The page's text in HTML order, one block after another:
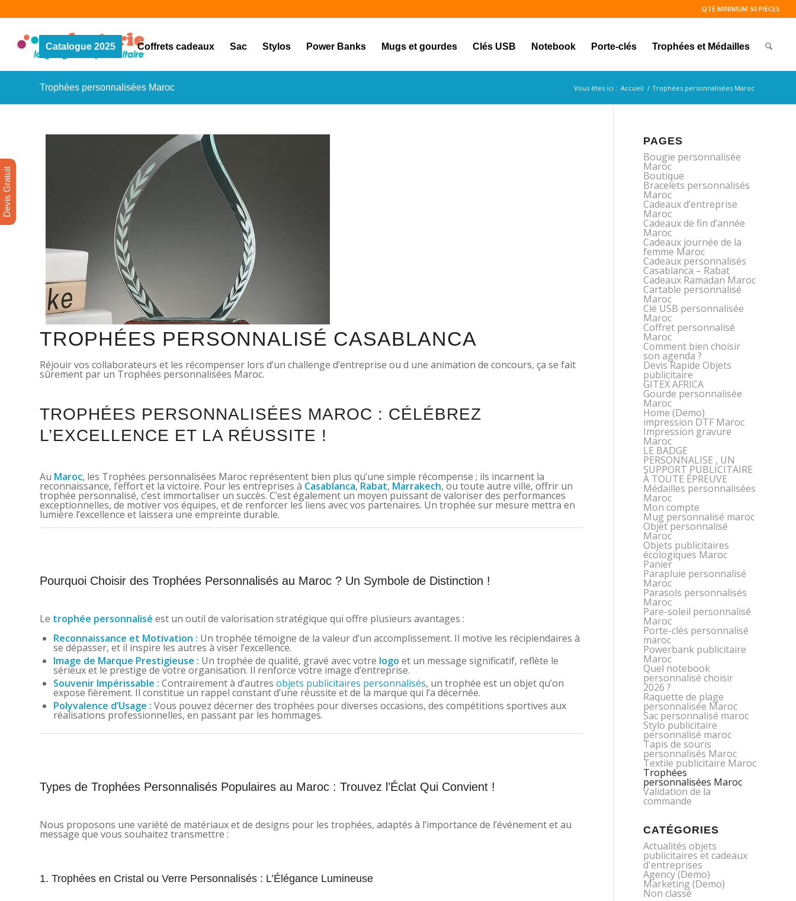
QTÉ MINIMUM 50 PIÈCES
Catalogue 2025 Coffrets cadeaux Sac Stylos Power Banks Mugs et gourdes Clés USB Notebook Porte-clés Trophées et Médailles
Trophées personnalisées Maroc Vous êtes ici : Accueil / Trophées personnalisées Maroc
TROPHÉES PERSONNALISÉ CASABLANCA
Réjouir vos collaborateurs et les récompenser lors d’un challenge d’entreprise ou d une animation de concours, ça se fait
sûrement par un Trophées personnalisées Maroc.
TROPHÉES PERSONNALISÉES MAROC : CÉLÉBREZ
L’EXCELLENCE ET LA RÉUSSITE !
Au Maroc, les Trophées personnalisées Maroc représentent bien plus qu’une simple récompense ; ils incarnent la
reconnaissance, l’effort et la victoire. Pour les entreprises à Casablanca,Rabat, Marrakech, ou toute autre ville, offrir un
trophée personnalisé, c’est immortaliser un succès. C’est également un moyen puissant de valoriser des performances
exceptionnelles, de motiver vos équipes, et de renforcer les liens avec vos partenaires. Un trophée sur mesure mettra en
lumière l’excellence et laissera une empreinte durable.
Pourquoi Choisir des Trophées Personnalisés au Maroc ? Un Symbole de Distinction !
Le trophée personnalisé est un outil de valorisation stratégique qui offre plusieurs avantages :
Reconnaissance et Motivation : Un trophée témoigne de la valeur d’un accomplissement. Il motive les récipiendaires à
se dépasser, et il inspire les autres à viser l’excellence.
Image de Marque Prestigieuse : Un trophée de qualité, gravé avec votre logo et un message significatif, reflète le
sérieux et le prestige de votre organisation. Il renforce votre image d’entreprise.
Souvenir Impérissable : Contrairement à d’autres objets publicitaires personnalisés, un trophée est un objet qu’on
expose fièrement. Il constitue un rappel constant d’une réussite et de la marque qui l’a décernée.
Polyvalence d’Usage : Vous pouvez décerner des trophées pour diverses occasions, des compétitions sportives aux
réalisations professionnelles, en passant par les hommages.
Types de Trophées Personnalisés Populaires au Maroc : Trouvez l’Éclat Qui Convient !
Nous proposons une variété de matériaux et de designs pour les trophées, adaptés à l’importance de l’événement et au
message que vous souhaitez transmettre :
1. Trophées en Cristal ou Verre Personnalisés : L’Élégance Lumineuse
PAGES
Bougie personnalisée
Maroc
Boutique
Bracelets personnalisés
Maroc
Cadeaux d’entreprise
Maroc
Cadeaux de fin d’année
Maroc
Cadeaux journée de la
femme Maroc
Cadeaux personnalisés
Casablanca – Rabat
Cadeaux Ramadan Maroc
Cartable personnalisé
Maroc
Clé USB personnalisée
Maroc
Coffret personnalisé
Maroc
Comment bien choisir
son agenda ?
Devis Rapide Objets
publicitaire
GITEX AFRICA
Gourde personnalisée
Maroc
Home (Demo)
impression DTF Maroc
Impression gravure
Maroc
LE BADGE
PERSONNALISE , UN
SUPPORT PUBLICITAIRE
À TOUTE ÉPREUVE
Médailles personnalisées
Maroc
Mon compte
Mug personnalisé maroc
Objet personnalisé
Maroc
Objets publicitaires
écologiques Maroc
Panier
Parapluie personnalisé
Maroc
Parasols personnalisés
Maroc
Pare-soleil personnalisé
Maroc
Porte-clés personnalisé
maroc
Powerbank publicitaire
Maroc
Quel notebook
personnalisé choisir
2026 ?
Raquette de plage
personnalisée Maroc
Sac personnalisé maroc
Stylo publicitaire
personnalisé maroc
Tapis de souris
personnalisés Maroc
Textile publicitaire Maroc
Trophées
personnalisées Maroc
Validation de la
commande
CATÉGORIES
Actualités objets
publicitaires et cadeaux
d'entreprises
Agency (Demo)
Marketing (Demo)
Non classé
Devis Gratuit